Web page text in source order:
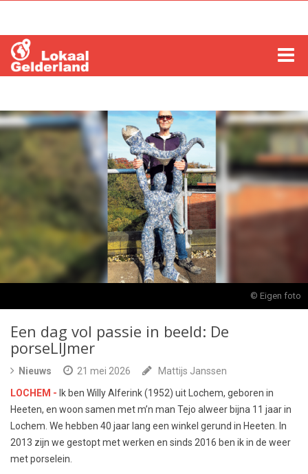
LOCHEM
COLUMNS
RADIO
© Eigen foto
Een dag vol passie in beeld: De
porseLIJmer
Nieuws 21 mei 2026
Mattijs Janssen
LOCHEM - Ik ben Willy Alferink (1952) uit Lochem, geboren in
Heeten, en woon samen met m’n man Tejo alweer bijna 11 jaar in
Lochem. We hebben 40 jaar lang een winkel gerund in Heeten. In
2013 zijn we gestopt met werken en sinds 2016 ben ik in de weer
met porselein.